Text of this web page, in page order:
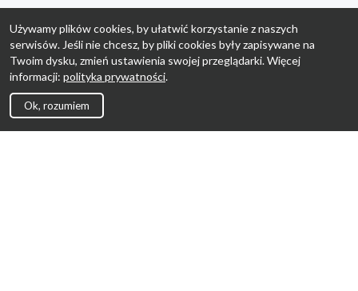
Używamy plików cookies, by ułatwić korzystanie z naszych
serwisów. Jeśli nie chcesz, by pliki cookies były zapisywane na
Twoim dysku, zmień ustawienia swojej przeglądarki. Więcej
informacji: polityka prywatności.
Ok, rozumiem